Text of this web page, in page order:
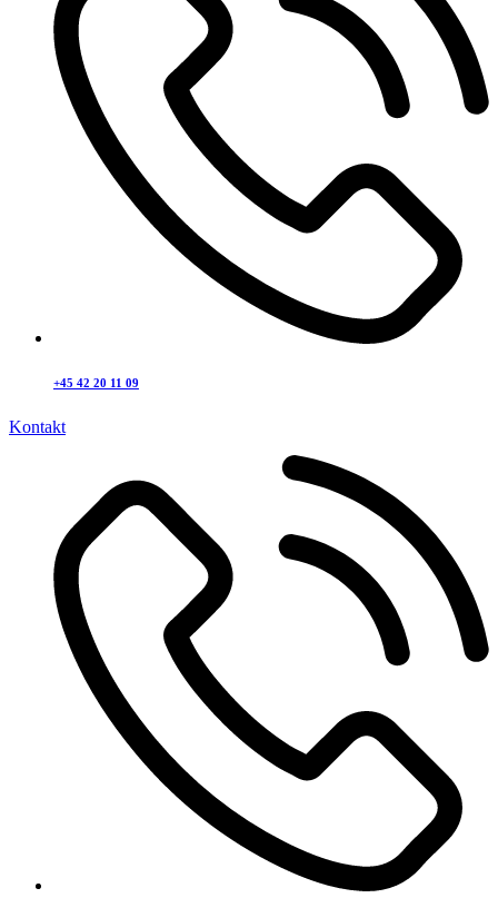
+45 42 20 11 09
Kontakt